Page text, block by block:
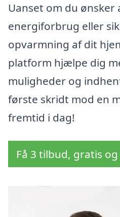
Uanset om du
energiforbrug eller
opvarmning af dit
platform hjælpe dig
muligheder og
første skridt mod en
fremtid i dag!
Få 3 tilbud, gratis